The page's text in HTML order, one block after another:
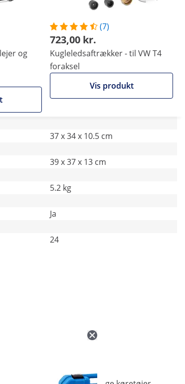
og
(7)
723,00 kr.
Kugleledsaftrækker - til VW T4
foraksel
Vis produkt
37 x 34 x 10.5 cm
39 x 37 x 13 cm
5.2 kg
Ja
24